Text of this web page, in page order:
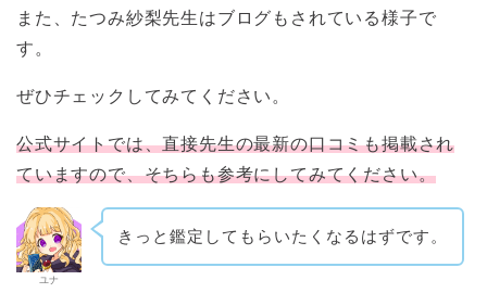
また、たつみ紗梨先生はブログもされている様子で
す。
ぜひチェックしてみてください。
公式サイトでは、直接先生の最新の口コミも掲載され
ていますので、そちらも参考にしてみてください。
ユナ
きっと鑑定してもらいたくなるはずです。